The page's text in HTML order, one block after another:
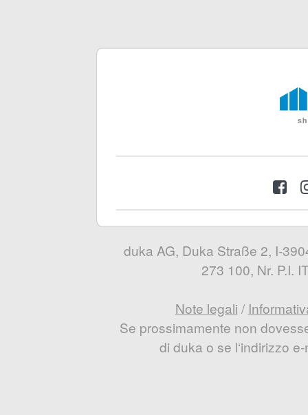
duka AG, Duka Straße 2, I-
273 100, Nr. P.I.
Note legali /
Se prossimamente non
di duka o se l‘indirizzo